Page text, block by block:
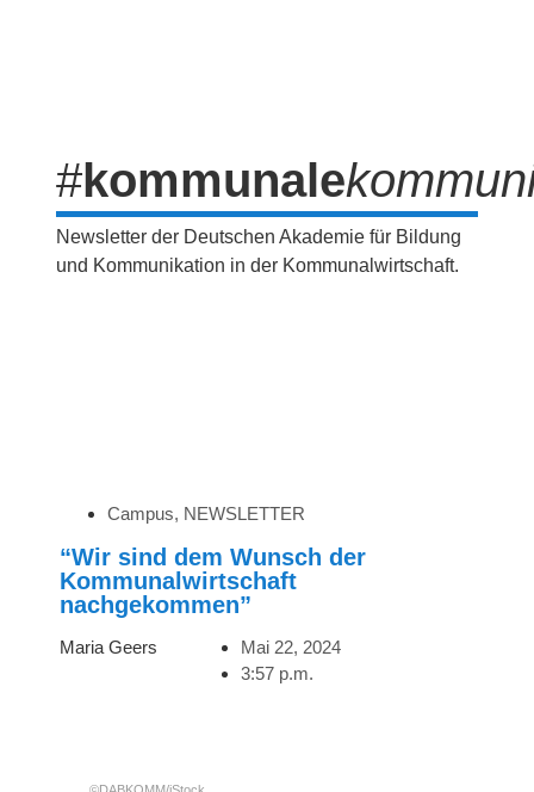
#kommunale
Newsletter der Deutschen Akademie für Bildung
und Kommunikation in der Kommunalwirtschaft.
Campus, NEWSLETTER
“Wir sind dem Wunsch der
Kommunalwirtschaft
nachgekommen”
Maria Geers
Mai 22, 2024
3:57 p.m.